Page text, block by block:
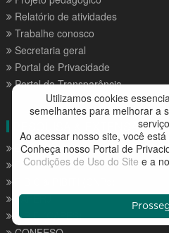
Relatório de atividades
Trabalhe conosco
Secretaria geral
Portal de Privacidade
Portal da Transparência
PESQUISA & EXTENSÃO
Editora
PICPq
PIBIC & PIBITI (CNPq)
FAPERJ
PIBID (CAPES)
Utilizamos cookies
semelhantes para melhorar a
Ao acessar nosso site, você
Conheça nosso Portal de
Condições de Uso do Site e a